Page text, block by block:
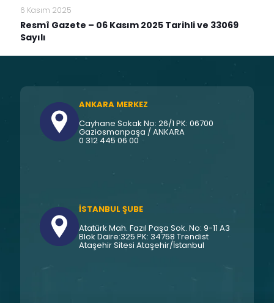
6 Kasım 2025
Resmî Gazete – 06 Kasım 2025 Tarihli ve 33069
Sayılı
ANKARA MERKEZ
Cayhane Sokak No: 26/1 PK: 06700
Gaziosmanpaşa / ANKARA
0 312 445 06 00
İSTANBUL ŞUBE
Atatürk Mah. Fazıl Paşa Sok. No: 9-11 A3
Blok Daire:325 PK: 34758 Trendist
Ataşehir Sitesi Ataşehir/İstanbul